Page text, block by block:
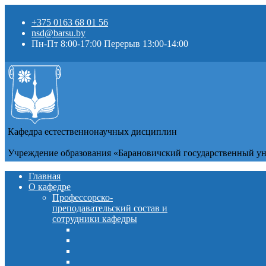
+375 0163 68 01 56
nsd@barsu.by
Пн-Пт 8:00-17:00 Перерыв 13:00-14:00
Кафедра естественнонаучных дисциплин
Учреждение образования «Барановичский государственный
Главная
О кафедре
Профессорско-
преподавательский состав и
сотрудники кафедры